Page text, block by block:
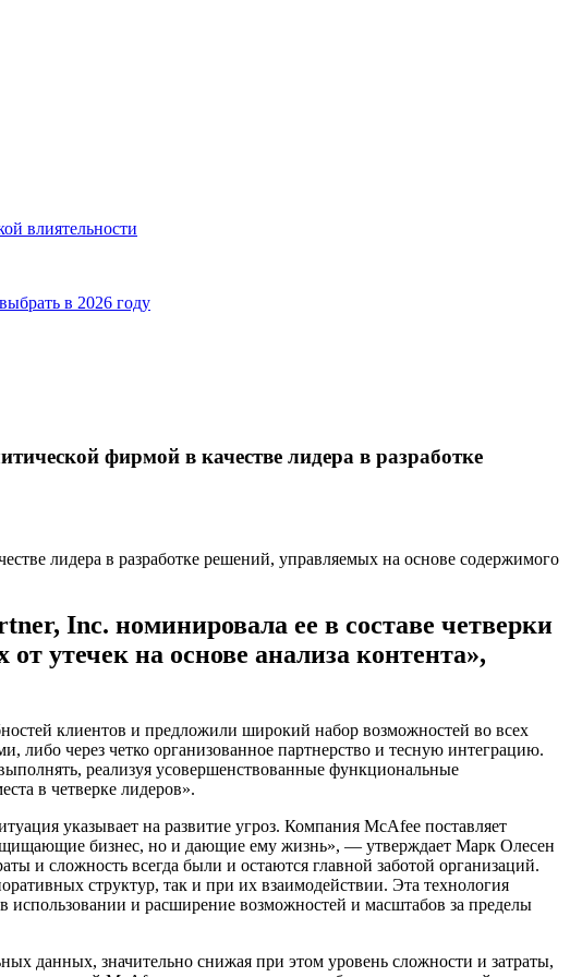
влиятельности
в 2026 году
фирмой в качестве лидера в разработке
Inc. номинировала ее в составе четверки
утечек на основе анализа контента»,
клиентов и предложили широкий набор возможностей во всех
через четко организованное партнерство и тесную интеграцию.
реализуя усовершенствованные функциональные
в четверке лидеров».
указывает на развитие угроз. Компания McAfee поставляет
бизнес, но и дающие ему жизнь», ― утверждает Марк Олесен
и сложность всегда были и остаются главной заботой организаций.
структур, так и при их взаимодействии. Эта технология
и расширение возможностей и масштабов за пределы
данных, значительно снижая при этом уровень сложности и затраты,